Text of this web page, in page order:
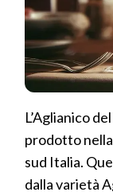
L’Aglianico
prodotto nella
sud Italia.
dalla varietà